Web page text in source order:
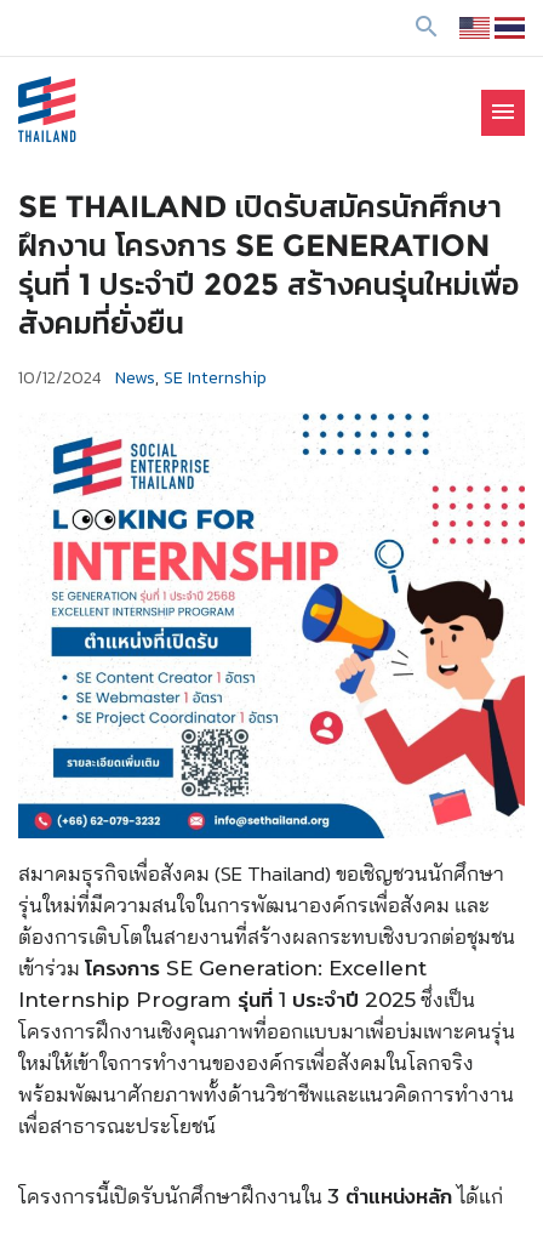
search
Enterprise: SE
menu
SE THAILAND เปิดรับสมัครนักศึกษา
ฝึกงาน โครงการ SE GENERATION
รุ่นที่ 1 ประจำปี 2025 สร้างคนรุ่นใหม่เพื่อ
สังคมที่ยั่งยืน
10/12/2024 News, SE Internship
สมาคมธุรกิจเพื่อสังคม (SE Thailand) ขอเชิญชวนนักศึกษา
รุ่นใหม่ที่มีความสนใจในการพัฒนาองค์กรเพื่อสังคม และ
ต้องการเติบโตในสายงานที่สร้างผลกระทบเชิงบวกต่อชุมชน
เข้าร่วม โครงการ SE Generation: Excellent
Internship Program รุ่นที่ 1 ประจำปี 2025 ซึ่งเป็น
โครงการฝึกงานเชิงคุณภาพที่ออกแบบมาเพื่อบ่มเพาะคนรุ่น
ใหม่ให้เข้าใจการทำงานขององค์กรเพื่อสังคมในโลกจริง
พร้อมพัฒนาศักยภาพทั้งด้านวิชาชีพและแนวคิดการทำงาน
เพื่อสาธารณะประโยชน์
โครงการนี้เปิดรับนักศึกษาฝึกงานใน 3 ตำแหน่งหลักได้แก่